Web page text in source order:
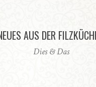
AUS DER
Dies & Das